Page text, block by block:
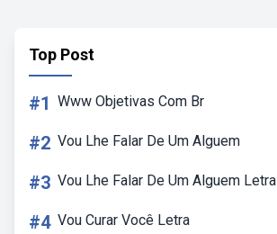
Top Post
#1 Www Objetivas Com Br
#2 Vou Lhe Falar De Um Alguem
#3 Vou Lhe Falar De Um Alguem Letra
#4 Vou Curar Você Letra